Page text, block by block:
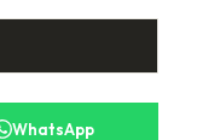
WhatsApp